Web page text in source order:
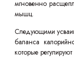
мгновенно
мышц.
Следующими
баланса
которые